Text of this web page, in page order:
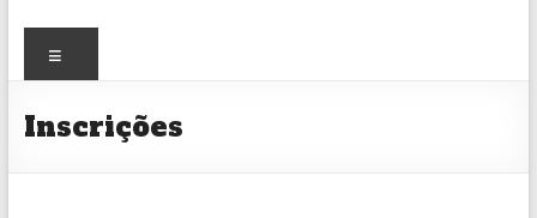
MONITOR
CULTURAL
Inscrições